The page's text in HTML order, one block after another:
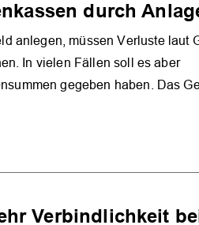
durch
anlegen, müssen Verluste laut
In vielen Fällen soll es aber
gegeben haben. Das
Verbindlichkeit